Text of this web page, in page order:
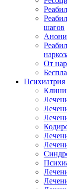
шагов
От
Психиатрия